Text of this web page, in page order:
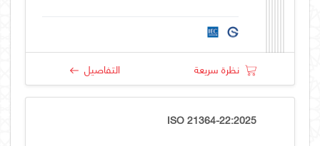
نظرة سريعة التفاصيل
ISO 21364-22:2025